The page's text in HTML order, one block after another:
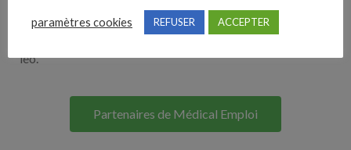
Lorem ipsum dolor sit amet, consectetur adipiscing elit. Ut
elit tellus, luctus nec ullamcorper mattis, pulvinar dapibus
leo.
Partenaires de Médical Emploi
paramètres cookies REFUSER ACCEPTER